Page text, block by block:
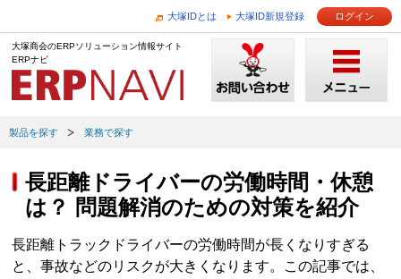
大塚IDとは 大塚ID新規登録 ログイン
大塚商会のERPソリューション情報サイト
ERPナビ
製品を探す 業務で探す
長距離ドライバーの労働時間・休憩
は？ 問題解消のための対策を紹介
長距離トラックドライバーの労働時間が長くなりすぎる
と、事故などのリスクが大きくなります。この記事では、